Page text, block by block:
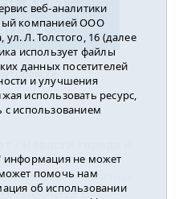
2023
жизнь».
Вешкурцева С.П.
веб-аналитики
компанией ООО
ул. Л. Толстого, 16 (далее
использует файлы
данных посетителей
и улучшения
использовать ресурс,
с использованием
не может
помочь нам
об использовании